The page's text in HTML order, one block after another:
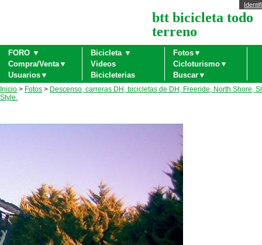
btt bicicleta todo
terreno
FORO ▼ Bicicleta ▼
Fotos▼
Compra/Venta▼
Videos
Cicloturismo▼
Usuarios▼
Bicicleterias Buscar▼
Inicio > Fotos > Descenso, carreras DH, bicicletas de DH, Freeride, North Shore,
Style.